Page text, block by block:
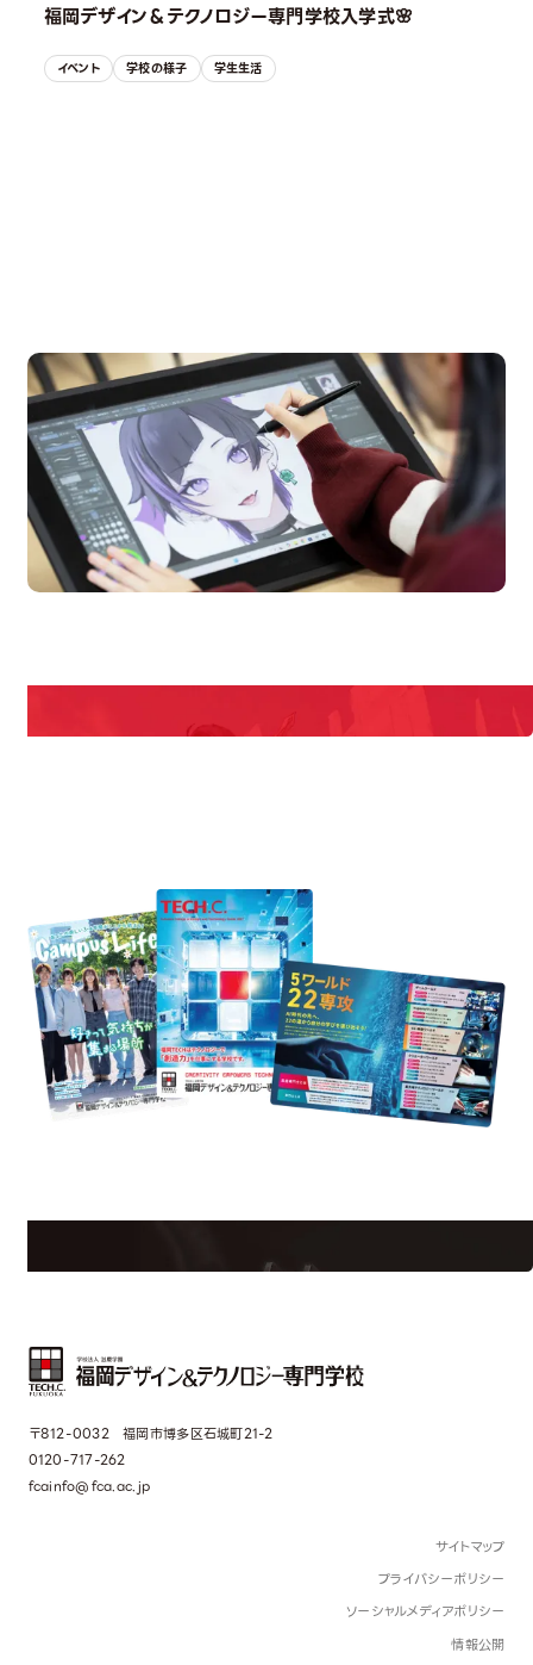
福岡デザイン＆テクノロジー専門学校入学式🌸
イベント 学校の様子 学生生活
Campus Open
Information
〒812-0032 福岡市博多区石城町21-2
0120-717-262
fcainfo@fca.ac.jp
サイトマップ
プライバシーポリシー
ソーシャルメディアポリシー
情報公開